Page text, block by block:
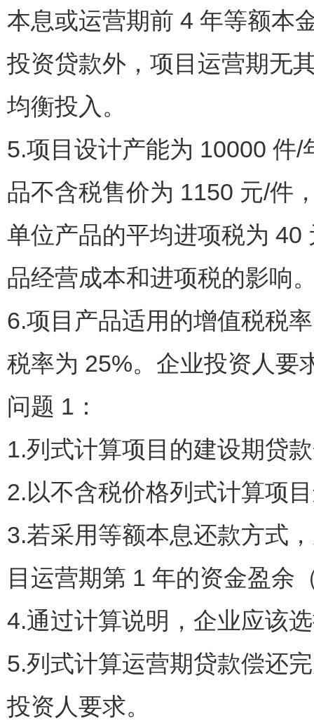
本息或运营期前 4 年等额本
投资贷款外，项目运营期无
均衡投入。
5.项目设计产能为 10000 件
品不含税售价为 1150 元/件
单位产品的平均进项税为 40
品经营成本和进项税的影响
6.项目产品适用的增值税税
税率为 25%。企业投资人要
问题 1：
1.列式计算项目的建设期贷
2.以不含税价格列式计算项
3.若采用等额本息还款方式
目运营期第 1 年的资金盈余
4.通过计算说明，企业应该
5.列式计算运营期贷款偿还
投资人要求。